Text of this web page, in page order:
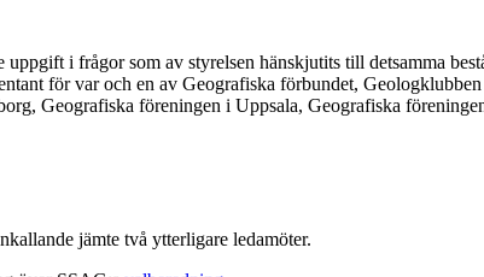
uppgift i frågor som av styrelsen hänskjutits till detsamma
för var och en av Geografiska förbundet,
Geografiska föreningen i Uppsala, Geografiska
jämte två ytterligare ledamöter.